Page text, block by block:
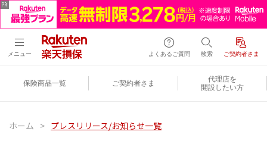
メニュー よくあるご質問 検索 ご契約者さま
保険商品一覧 ご契約者さま
代理店を
開設したい方
ホーム > プレスリリース/お知らせ一覧